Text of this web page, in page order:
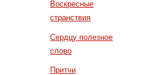
Воскресные
странствия
Сердцу полезное
слово
Притчи